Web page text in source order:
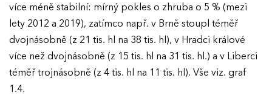
více méně stabilní: mírný pokles o zhruba o 5 % (mezi
lety 2012 a 2019), zatímco např. v Brně stoupl téměř
dvojnásobně (z 21 tis. hl na 38 tis. hl), v Hradci králové
více než dvojnásobně (z 15 tis. hl na 31 tis. hl.) a v Liberci
téměř trojnásobně (z 4 tis. hl na 11 tis. hl). Vše viz. graf
1.4.